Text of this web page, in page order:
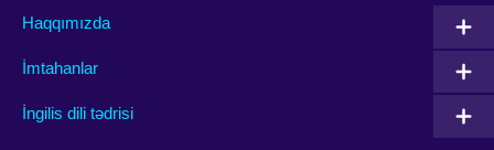
Haqqımızda
İmtahanlar
İngilis dili tədrisi